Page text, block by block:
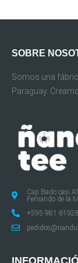
SOBRE
Somos una
Paraguay.
Cap Bado casi
Fernando de la
+595 981